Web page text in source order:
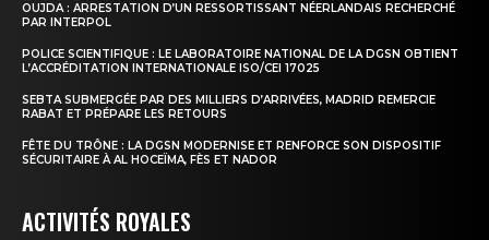
OUJDA : ARRESTATION D’UN RESSORTISSANT NÉERLANDAIS RECHERCHÉ
PAR INTERPOL
POLICE SCIENTIFIQUE : LE LABORATOIRE NATIONAL DE LA DGSN OBTIENT
L’ACCRÉDITATION INTERNATIONALE ISO/CEI 17025
SEBTA SUBMERGÉE PAR DES MILLIERS D’ARRIVÉES, MADRID REMERCIE
RABAT ET PRÉPARE LES RETOURS
FÊTE DU TRÔNE : LA DGSN MODERNISE ET RENFORCE SON DISPOSITIF
SÉCURITAIRE À AL HOCEÏMA, FÈS ET NADOR
ACTIVITÉS ROYALES